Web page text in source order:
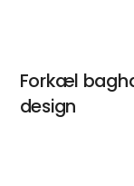
Forkæl
design